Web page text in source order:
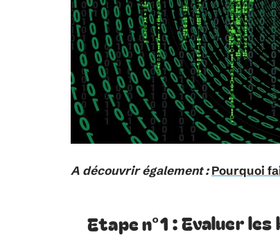
A découvrir également : Pourquoi
Etape n°1 : Evaluer les